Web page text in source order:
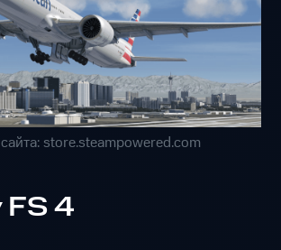
store.steampowered.com
4